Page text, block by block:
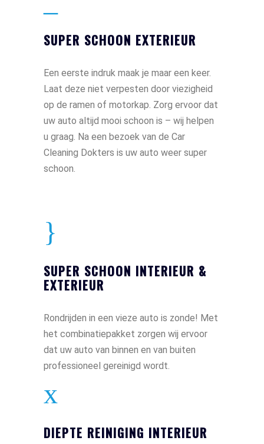
SUPER SCHOON EXTERIEUR
Een eerste indruk maak je maar een keer.
Laat deze niet verpesten door viezigheid
op de ramen of motorkap. Zorg ervoor dat
uw auto altijd mooi schoon is – wij helpen
u graag. Na een bezoek van de Car
Cleaning Dokters is uw auto weer super
schoon.
SUPER SCHOON INTERIEUR &
EXTERIEUR
Rondrijden in een vieze auto is zonde! Met
het combinatiepakket zorgen wij ervoor
dat uw auto van binnen en van buiten
professioneel gereinigd wordt.
DIEPTE REINIGING INTERIEUR